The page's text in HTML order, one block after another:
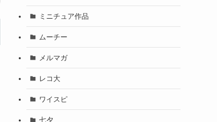
ミニチュア作品
ムーチー
メルマガ
レコ大
ワイスピ
七夕